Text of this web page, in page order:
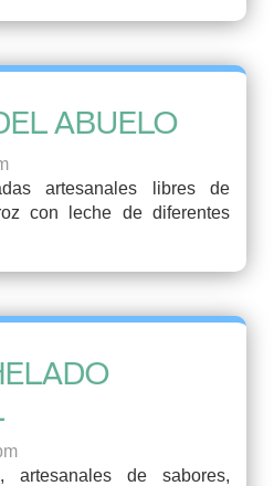
ABUELO
artesanales libres de
con leche de diferentes
artesanales de sabores,